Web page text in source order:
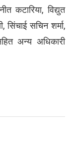
कटारिया, विद्युत
सिंचाई सचिन शर्मा,
अन्य अधिकारी